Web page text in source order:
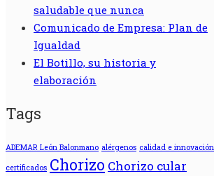
saludable que nunca
Comunicado de Empresa: Plan de
Igualdad
El Botillo, su historia y
elaboración
Tags
ADEMAR León Balonmano alérgenos calidad e innovación
certificados Chorizo Chorizo cular